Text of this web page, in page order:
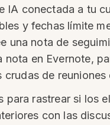
IA conectada a tu
y fechas límite
una nota de
en Evernote,
de reuniones
rastrear si los
con las